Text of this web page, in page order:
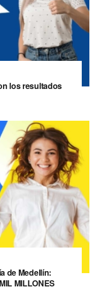
los resultados
de Medellín:
MILLONES